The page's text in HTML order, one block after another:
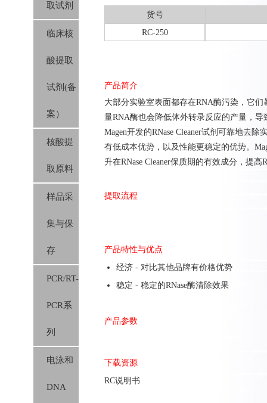
取试剂
临床核
酸提取
试剂(备
案）
核酸提
取原料
样品采
集与保
存
PCR/RT-
PCR系
列
电泳和
DNA
货号
RC-250
产品简介
大部分实验室表面都存在RNA酶污染，它
量RNA酶也会降低体外转录反应的产量，导
Magen开发的RNase Cleaner试剂可靠地去
有低成本优势，以及性能更稳定的优势。
升在RNase Cleaner保质期的有效成分，提高
提取流程
产品特性与优点
经济 - 对比其他品牌有价格优势
稳定 - 稳定的RNase酶清除效果
产品参数
下载资源
RC说明书